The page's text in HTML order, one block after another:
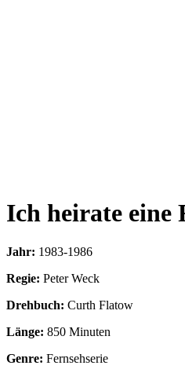
Ich heirate eine
Jahr: 1983-1986
Regie: Peter Weck
Drehbuch: Curth Flatow
Länge: 850 Minuten
Genre: Fernsehserie